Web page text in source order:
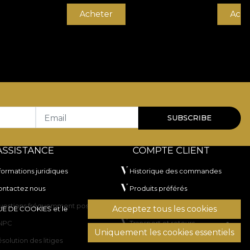
Acheter
DE COOKIESet le
Acceptez tous les cookies
Uniquement les cookies essentiels
Email SUBSCRIBE
juridiques
nous
fréquemment posées
des litiges
COMPTE CLIENT
Historique des commandes
Produits préférés
Modes de paiement
Transport et retours